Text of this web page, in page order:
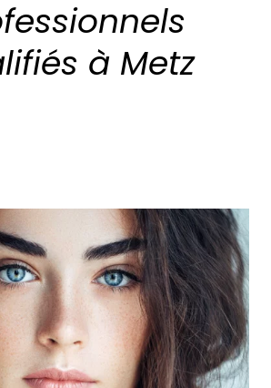
à Metz